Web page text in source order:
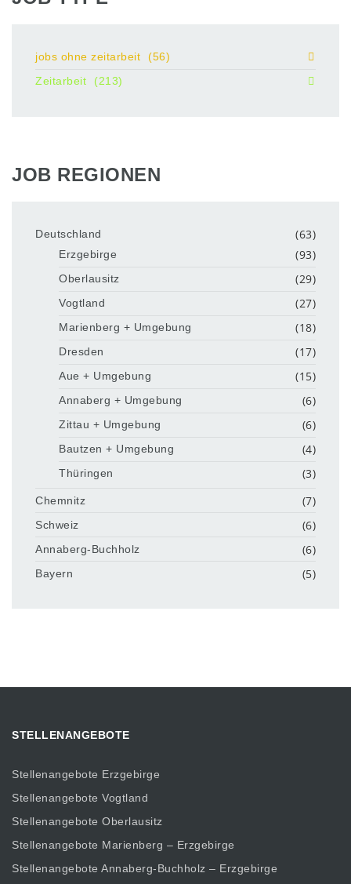
jobs ohne zeitarbeit
(56)
Zeitarbeit
(213)
JOB REGIONEN
Deutschland (63)
Erzgebirge (93)
Oberlausitz (29)
Vogtland (27)
Marienberg + Umgebung (18)
Dresden (17)
Aue + Umgebung (15)
Annaberg + Umgebung (6)
Zittau + Umgebung (6)
Bautzen + Umgebung (4)
Thüringen (3)
Chemnitz (7)
Schweiz (6)
Annaberg-Buchholz (6)
Bayern (5)
STELLENANGEBOTE
Stellenangebote Erzgebirge
Stellenangebote Vogtland
Stellenangebote Oberlausitz
Stellenangebote Marienberg – Erzgebirge
Stellenangebote Annaberg-Buchholz – Erzgebirge